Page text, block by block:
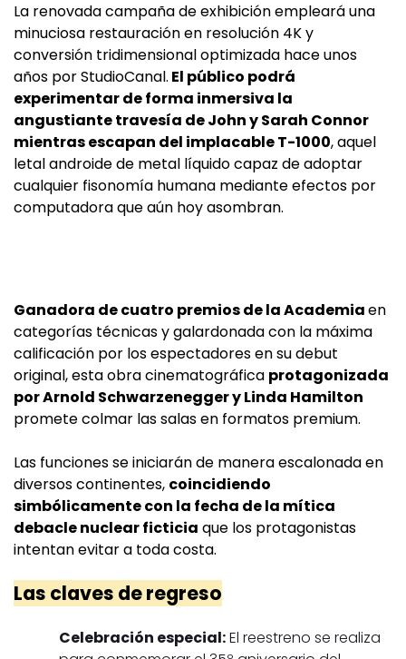
La renovada campaña de exhibición empleará una
minuciosa restauración en resolución 4K y
conversión tridimensional optimizada hace unos
años por StudioCanal. El público podrá
experimentar de forma inmersiva la
angustiante travesía de John y Sarah Connor
mientras escapan del implacable T-1000, aquel
letal androide de metal líquido capaz de adoptar
cualquier fisonomía humana mediante efectos por
computadora que aún hoy asombran.
Ganadora de cuatro premios de la Academiaen
categorías técnicas y galardonada con la máxima
calificación por los espectadores en su debut
original, esta obra cinematográfica protagonizada
por Arnold Schwarzenegger y Linda Hamilton
promete colmar las salas en formatos premium.
Las funciones se iniciarán de manera escalonada en
diversos continentes, coincidiendo
simbólicamente con la fecha de la mítica
debacle nuclear ficticia que los protagonistas
intentan evitar a toda costa.
Las claves de regreso
Celebración especial:El reestreno se realiza